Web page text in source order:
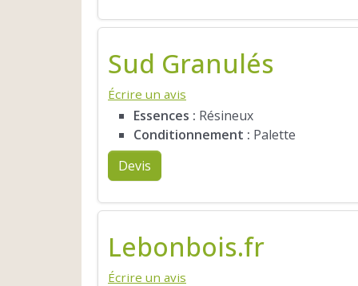
Sud Granulés
Écrire un avis
Essences : Résineux
Conditionnement : Palette
Devis
Lebonbois.fr
Écrire un avis